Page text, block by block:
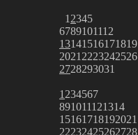
1 2345
6789101112
13141516171819
2021 2223242526
2728293031
1 234567
891011121314
15161718192021
22232425262728